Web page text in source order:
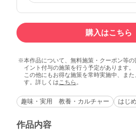
購入はこちら
本作品について、無料施策・クーポン等
イント付与の施策を行う予定があります。
この他にもお得な施策を常時実施中、ま
す。詳しくは こちら 。
趣味・実用 教養・カルチャー はじ
作品内容